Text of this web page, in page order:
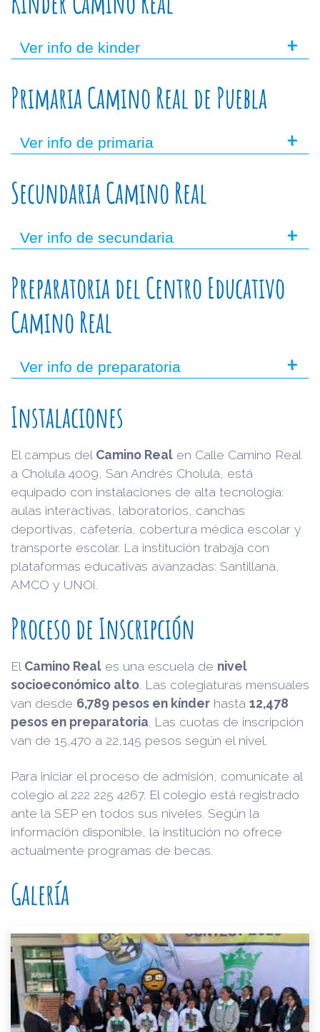
Ver info de kinder +
Primaria Camino Real de Puebla
Ver info de primaria +
Secundaria Camino Real
Ver info de secundaria +
Preparatoria del Centro Educativo
Camino Real
Ver info de preparatoria +
Instalaciones
El campus del Camino Real en Calle Camino Real
a Cholula 4009, San Andrés Cholula, está
equipado con instalaciones de alta tecnología:
aulas interactivas, laboratorios, canchas
deportivas, cafetería, cobertura médica escolar y
transporte escolar. La institución trabaja con
plataformas educativas avanzadas: Santillana,
AMCO y UNOi.
Proceso de Inscripción
El Camino Real es una escuela de nivel
socioeconómico alto . Las colegiaturas mensuales
van desde 6,789 pesos en kínder hasta 12,478
pesos en preparatoria . Las cuotas de inscripción
van de 15,470 a 22,145 pesos según el nivel.
Para iniciar el proceso de admisión, comunícate al
colegio al 222 225 4267. El colegio está registrado
ante la SEP en todos sus niveles. Según la
información disponible, la institución no ofrece
actualmente programas de becas.
Galería